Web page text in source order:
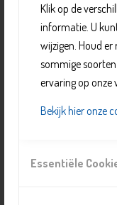
Klik op de
informatie. U
wijzigen. Houd
sommige
ervaring op onze
Bekijk hier onze
Essentiële
Of je hebt
dingen niet goed
moeilijk vindt om
te gaan, of het
of te houden.
leren en daar